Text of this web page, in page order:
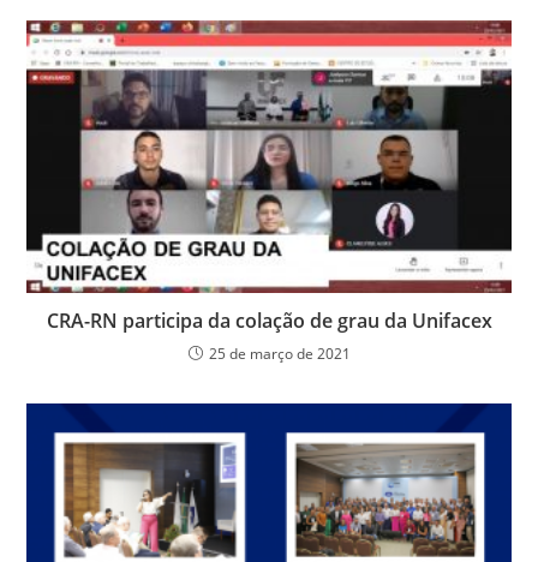
CRA-RN participa da colação de grau da Unifacex
25 de março de 2021